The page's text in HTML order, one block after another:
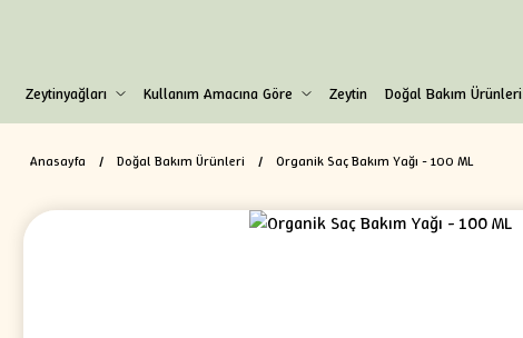
Zeytinyağları Kullanım Amacına Göre Zeytin Doğal Bakım Ürünleri
Anasayfa Doğal Bakım Ürünleri Organik Saç Bakım Yağı - 100 ML